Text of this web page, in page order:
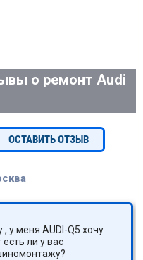
о ремонт Audi
ОСТАВИТЬ ОТЗЫВ
у меня AUDI-Q5 хочу
ли у вас